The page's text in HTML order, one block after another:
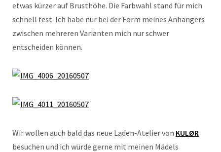
etwas kürzer auf Brusthöhe. Die Farbwahl stand für mich
schnell fest. Ich habe nur bei der Form meines Anhängers
zwischen mehreren Varianten mich nur schwer
entscheiden können.
Wir wollen auch bald das neue Laden-Atelier von KULØR
besuchen und ich würde gerne mit meinen Mädels